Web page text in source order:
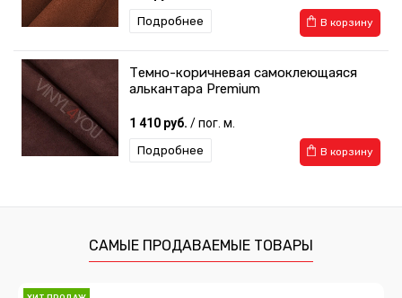
В корзину
Подробнее
Темно-коричневая самоклеющаяся
алькантара Premium
1 410 руб. / пог. м.
В корзину
Подробнее
САМЫЕ ПРОДАВАЕМЫЕ ТОВАРЫ